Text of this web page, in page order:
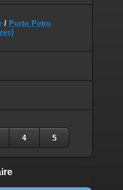
/ Porto Petro
4 5